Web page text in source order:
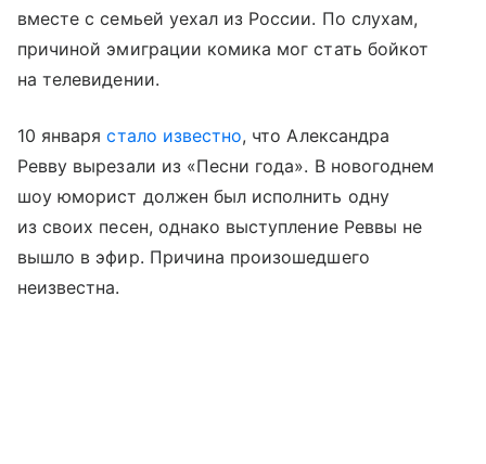
вместе с семьей уехал из России. По слухам,
причиной эмиграции комика мог стать бойкот
на телевидении.
10 январястало известно, что Александра
Ревву вырезали из «Песни года». В новогоднем
шоу юморист должен был исполнить одну
из своих песен, однако выступление Реввы не
вышло в эфир. Причина произошедшего
неизвестна.